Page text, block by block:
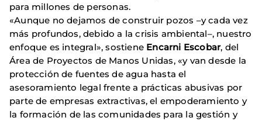
para millones de personas.
«Aunque no dejamos de construir pozos –y cada vez
más profundos, debido a la crisis ambiental–, nuestro
enfoque es integral», sostiene Encarni Escobar, del
Área de Proyectos de Manos Unidas, «y van desde la
protección de fuentes de agua hasta el
asesoramiento legal frente a prácticas abusivas por
parte de empresas extractivas, el empoderamiento y
la formación de las comunidades para la gestión y